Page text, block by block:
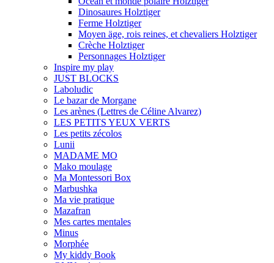
Dinosaures Holztiger
Ferme Holztiger
Moyen äge, rois reines, et chevaliers Holztiger
Crèche Holztiger
Personnages Holztiger
Inspire my play
JUST BLOCKS
Laboludic
Le bazar de Morgane
Les arènes (Lettres de Céline Alvarez)
LES PETITS YEUX VERTS
Les petits zécolos
Lunii
MADAME MO
Mako moulage
Ma Montessori Box
Marbushka
Ma vie pratique
Mazafran
Mes cartes mentales
Minus
Morphée
My kiddy Book